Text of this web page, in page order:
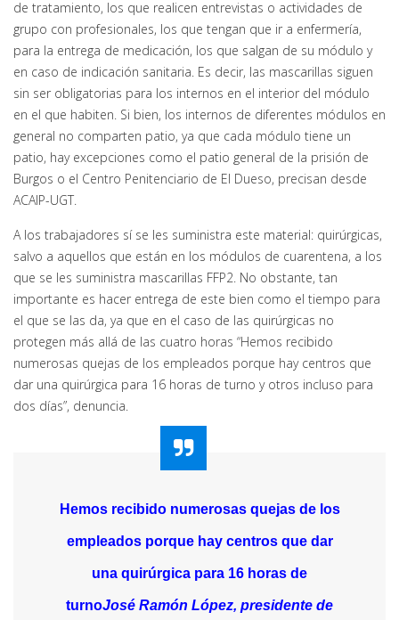
de tratamiento, los que realicen entrevistas o actividades de
grupo con profesionales, los que tengan que ir a enfermería,
para la entrega de medicación, los que salgan de su módulo y
en caso de indicación sanitaria. Es decir, las mascarillas siguen
sin ser obligatorias para los internos en el interior del módulo
en el que habiten. Si bien, los internos de diferentes módulos en
general no comparten patio, ya que cada módulo tiene un
patio, hay excepciones como el patio general de la prisión de
Burgos o el Centro Penitenciario de El Dueso, precisan desde
ACAIP-UGT.
A los trabajadores sí se les suministra este material: quirúrgicas,
salvo a aquellos que están en los módulos de cuarentena, a los
que se les suministra mascarillas FFP2. No obstante, tan
importante es hacer entrega de este bien como el tiempo para
el que se las da, ya que en el caso de las quirúrgicas no
protegen más allá de las cuatro horas “Hemos recibido
numerosas quejas de los empleados porque hay centros que
dar una quirúrgica para 16 horas de turno y otros incluso para
dos días”, denuncia.
Hemos recibido numerosas quejas de los
empleados porque hay centros que dar
una quirúrgica para 16 horas de
turnoJosé Ramón López, presidente de